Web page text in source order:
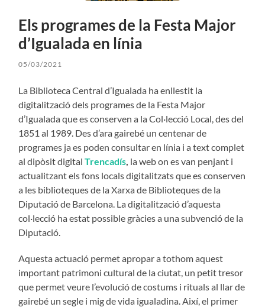
Els programes de la Festa Major
d’Igualada en línia
05/03/2021
La Biblioteca Central d’Igualada ha enllestit la
digitalització dels programes de la Festa Major
d’Igualada que es conserven a la Col·lecció Local, des del
1851 al 1989. Des d’ara gairebé un centenar de
programes ja es poden consultar en línia i a text complet
al dipòsit digitalTrencadís la web on es van penjant i
actualitzant els fons locals digitalitzats que es conserven
a les biblioteques de la Xarxa de Biblioteques de la
Diputació de Barcelona. La digitalització d’aquesta
col·lecció ha estat possible gràcies a una subvenció de la
Diputació.
Aquesta actuació permet apropar a tothom aquest
important patrimoni cultural de la ciutat, un petit tresor
que permet veure l’evolució de costums i rituals al llar de
gairebé un segle i mig de vida igualadina. Així, el primer